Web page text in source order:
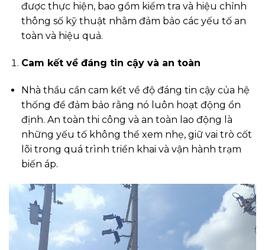
được thực hiện, bao gồm kiểm tra và hiệu chỉnh
thông số kỹ thuật nhằm đảm bảo các yếu tố an
toàn và hiệu quả.
Cam kết về đáng tin cậy và an toàn
Nhà thầu cần cam kết về độ đáng tin cậy của hệ
thống để đảm bảo rằng nó luôn hoạt động ổn
định. An toàn thi công và an toàn lao động là
những yếu tố không thể xem nhẹ, giữ vai trò cốt
lõi trong quá trình triển khai và vận hành trạm
biến áp.